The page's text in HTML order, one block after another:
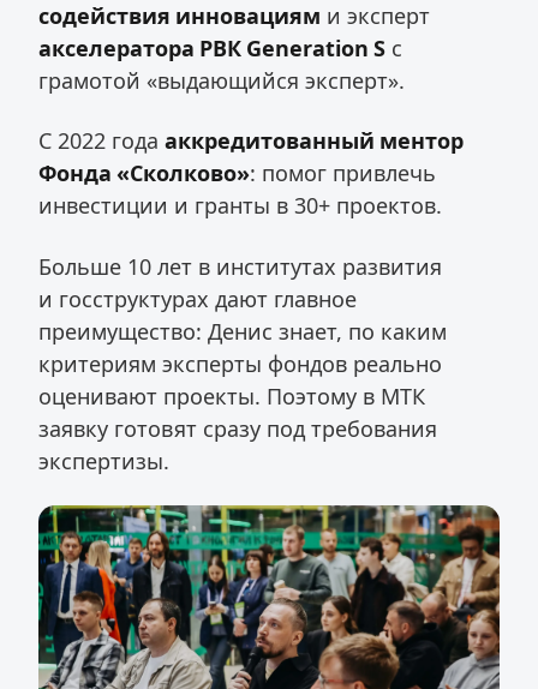
содействия инновациям и эксперт
акселератора РВК Generation S с
грамотой «выдающийся эксперт».
С 2022 года аккредитованный ментор
Фонда «Сколково»: помог привлечь
инвестиции и гранты в 30+ проектов.
Больше 10 лет в институтах развития
и госструктурах дают главное
преимущество: Денис знает, по каким
критериям эксперты фондов реально
оценивают проекты. Поэтому в МТК
заявку готовят сразу под требования
экспертизы.